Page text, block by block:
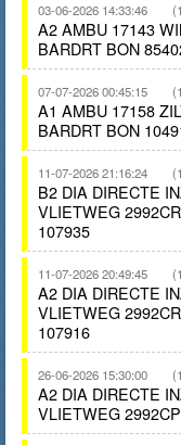
03-06-2026 14:33:46
A2 AMBU 17143
BARDRT BON
07-07-2026 00:45:15
A1 AMBU 17158
BARDRT BON
11-07-2026 21:16:24
B2 DIA DIRECTE
VLIETWEG
107935
11-07-2026 20:49:45
A2 DIA DIRECTE
VLIETWEG
107916
26-06-2026 15:30:00
A2 DIA DIRECTE
VLIETWEG